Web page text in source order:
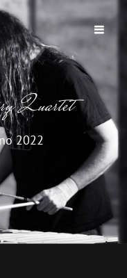
Quartet
2022